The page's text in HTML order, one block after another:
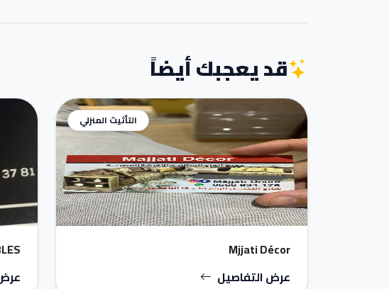
قد يعجبك أيضاً
التأثيث المنزلي
Mjjati Décor
عرض التفاصيل